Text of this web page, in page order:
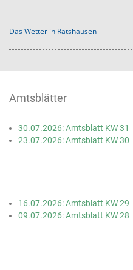
Das Wetter in Ratshausen
Amtsblätter
30.07.2026: Amtsblatt KW 31
23.07.2026: Amtsblatt KW 30
16.07.2026: Amtsblatt KW 29
09.07.2026: Amtsblatt KW 28